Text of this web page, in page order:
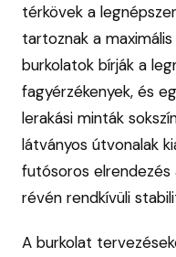
térkövek a
tartoznak a
burkolatok bírják a
fagyérzékenyek, és
lerakási minták
látványos útvonalak
futósoros elrendezés
révén rendkívüli
A burkolat